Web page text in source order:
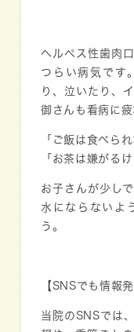
ヘルペス性歯肉
つらい病気です
り、泣いたり、
御さんも看病に
「ご飯は食べら
「お茶は嫌がる
お子さんが少し
水にならないよ
う。
【SNSでも情報
当院のSNSでは